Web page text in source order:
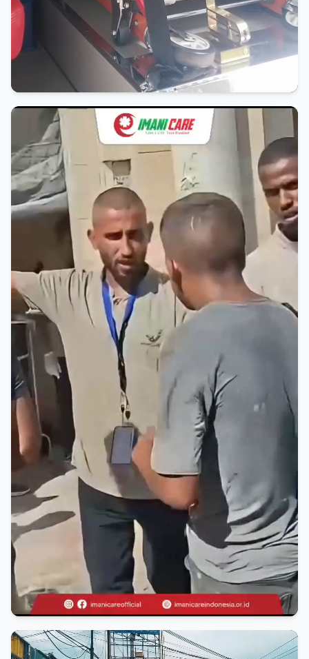
imanicare
kegiatan pemeriksaan Jantung pada
anak² Disabilitas
3 months ago
Umum